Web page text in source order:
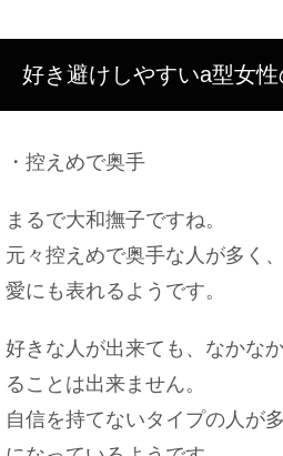
デニムを洗濯したら
好き避けしやすいa型女
・控えめで奥手
まるで大和撫子ですね。
元々控えめで奥手な人が多く
愛にも表れるようです。
好きな人が出来ても、なかな
ることは出来ません。
自信を持てないタイプの人が